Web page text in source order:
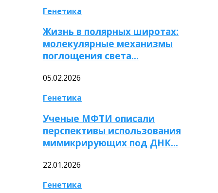
Генетика
Жизнь в полярных широтах:
молекулярные механизмы
поглощения света…
05.02.2026
Генетика
Ученые МФТИ описали
перспективы использования
мимикрирующих под ДНК…
22.01.2026
Генетика